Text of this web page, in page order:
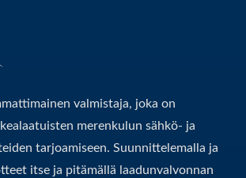
valmistaja, joka on
merenkulun sähkö- ja
tarjoamiseen. Suunnittelemalla ja
itse ja pitämällä laadunvalvonnan